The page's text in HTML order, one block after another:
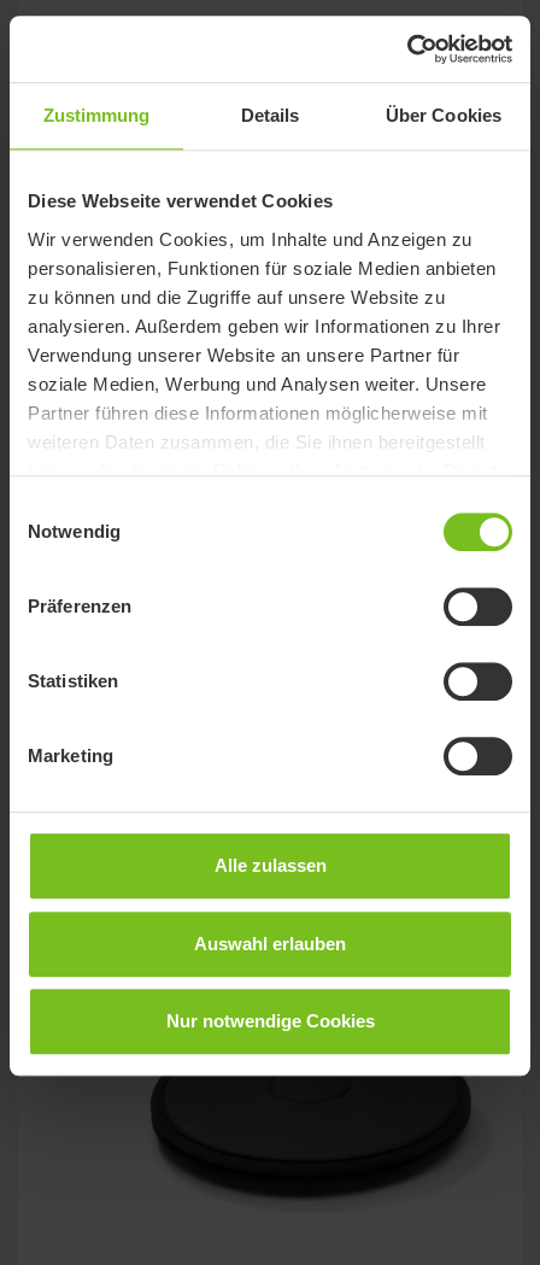
Zustimmung Details Über Cookies
Diese Webseite verwendet Cookies
Wir verwenden Cookies, um Inhalte und Anzeigen zu
personalisieren, Funktionen für soziale Medien anbieten
zu können und die Zugriffe auf unsere Website zu
analysieren. Außerdem geben wir Informationen zu Ihrer
Verwendung unserer Website an unsere Partner für
soziale Medien, Werbung und Analysen weiter. Unsere
Partner führen diese Informationen möglicherweise mit
weiteren Daten zusammen, die Sie ihnen bereitgestellt
Notwendig
Präferenzen
Statistiken
Marketing
Alle zulassen
Auswahl erlauben
Nur notwendige Cookies
Positionierungshilfe - unterstützt die Arbeit mit einem Lifter.